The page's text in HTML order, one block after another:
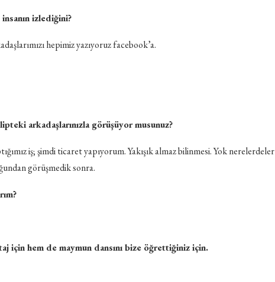
izlediğini?
hepimiz yazıyoruz facebook’a.
arkadaşlarınızla görüşüyor musunuz?
iş; şimdi ticaret yapıyorum. Yakışık almaz bilinmesi. Yok nerelerdeler
görüşmedik sonra.
hem de maymun dansını bize öğrettiğiniz için.